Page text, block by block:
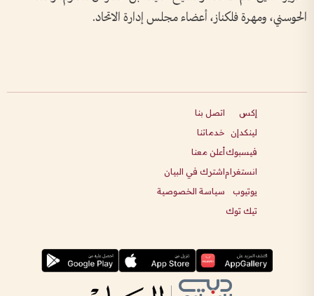
الحوسني، ومهرة فلكناز، أعضاء مجلس إدارة الاتحاد.
إكس
لينكدإن
فيسبوك
انستغرام
يوتيوب
تيك توك
اتصل بنا
خدماتنا
أعلن معنا
اشترك في البيان
سياسة الخصوصية